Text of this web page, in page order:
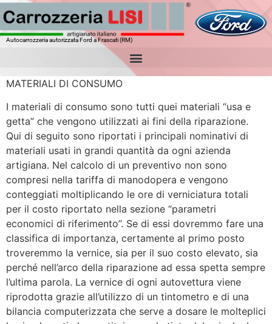
Autocarrozzeria autorizzata Ford a Frascati (RM)
MATERIALI DI CONSUMO
I materiali di consumo sono tutti quei materiali “usa e
getta” che vengono utilizzati ai fini della riparazione.
Qui di seguito sono riportati i principali nominativi di
materiali usati in grandi quantità da ogni azienda
artigiana. Nel calcolo di un preventivo non sono
compresi nella tariffa di manodopera e vengono
conteggiati moltiplicando le ore di verniciatura totali
per il costo riportato nella sezione “parametri
economici di riferimento”. Se di essi dovremmo fare una
classifica di importanza, certamente al primo posto
troveremmo la vernice, sia per il suo costo elevato, sia
perché nell’arco della riparazione ad essa spetta sempre
l’ultima parola. La vernice di ogni autovettura viene
riprodotta grazie all’utilizzo di un tintometro e di una
bilancia computerizzata che serve a dosare le molteplici